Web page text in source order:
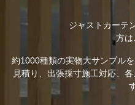
ジャストカーテ
方は
約1000種類の実物大サンプル
見積り、出張採寸施工対応、